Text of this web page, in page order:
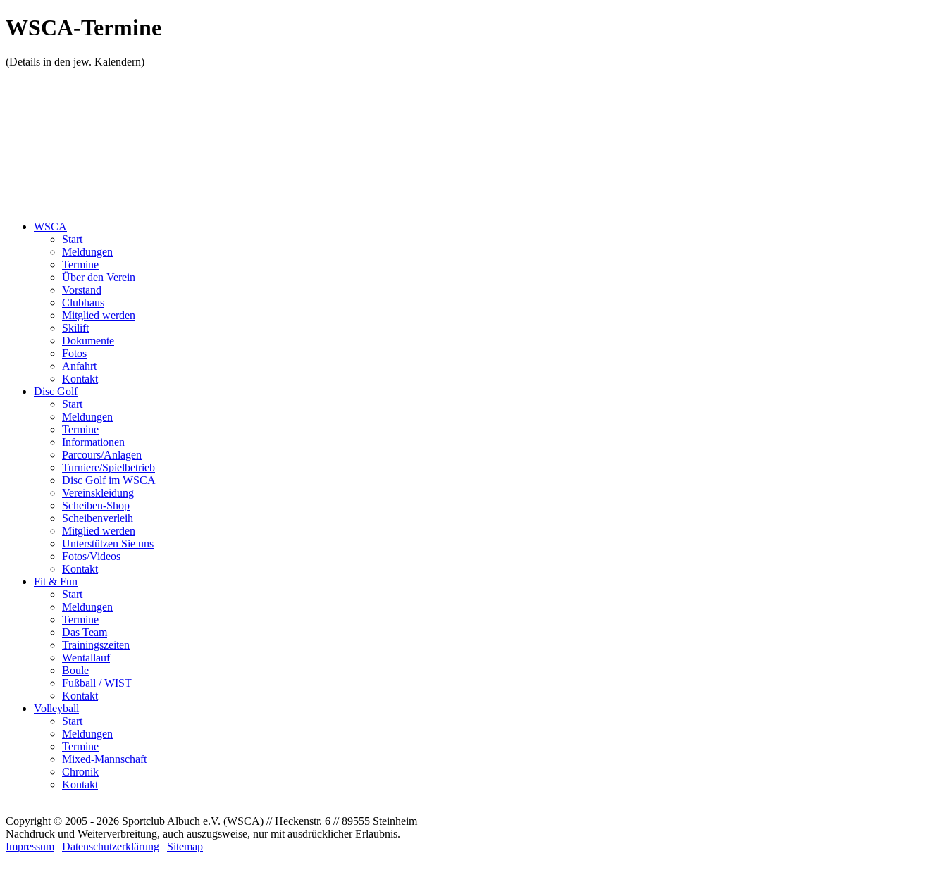
WSCA-Termine
(Details in den jew. Kalendern)
WSCA
Start
Meldungen
Termine
Über den Verein
Vorstand
Clubhaus
Mitglied werden
Skilift
Dokumente
Fotos
Anfahrt
Kontakt
Disc Golf
Start
Meldungen
Termine
Informationen
Parcours/Anlagen
Turniere/Spielbetrieb
Disc Golf im WSCA
Vereinskleidung
Scheiben-Shop
Scheibenverleih
Mitglied werden
Unterstützen Sie uns
Fotos/Videos
Kontakt
Fit & Fun
Start
Meldungen
Termine
Das Team
Trainingszeiten
Wentallauf
Boule
Fußball / WIST
Kontakt
Volleyball
Start
Meldungen
Termine
Mixed-Mannschaft
Chronik
Kontakt
Copyright © 2005 - 2026 Sportclub Albuch e.V. (WSCA) // Heckenstr. 6 // 89555 Steinheim
Nachdruck und Weiterverbreitung, auch auszugsweise, nur mit ausdrücklicher Erlaubnis.
Impressum | Datenschutzerklärung | Sitemap